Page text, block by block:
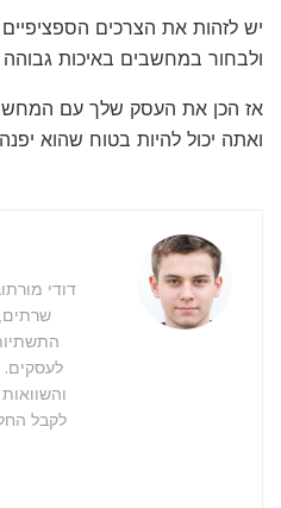
יש לזהות את הצרכים
ולבחור במחשבים באיכות
אז הכן את העסק שלך עם
ואתה יכול להיות בטוח שהוא
דודי
לעסקים.
לקבל